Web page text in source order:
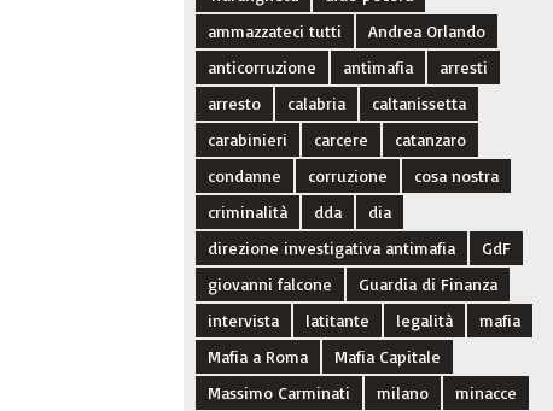
ammazzateci tutti
Andrea Orlando
anticorruzione
antimafia
arresti
arresto
calabria
caltanissetta
carabinieri
carcere
catanzaro
condanne
corruzione
cosa nostra
criminalità
dda
dia
direzione investigativa antimafia
GdF
giovanni falcone
Guardia di Finanza
intervista
latitante legalità
mafia
Mafia a Roma
Mafia Capitale
Massimo Carminati
milano minacce